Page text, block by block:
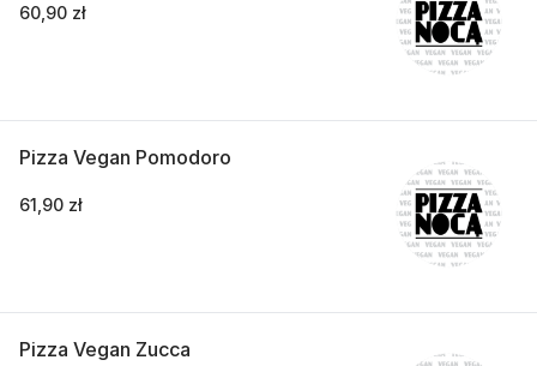
60,90 zł
Pizza Vegan Pomodoro
61,90 zł
Pizza Vegan Zucca